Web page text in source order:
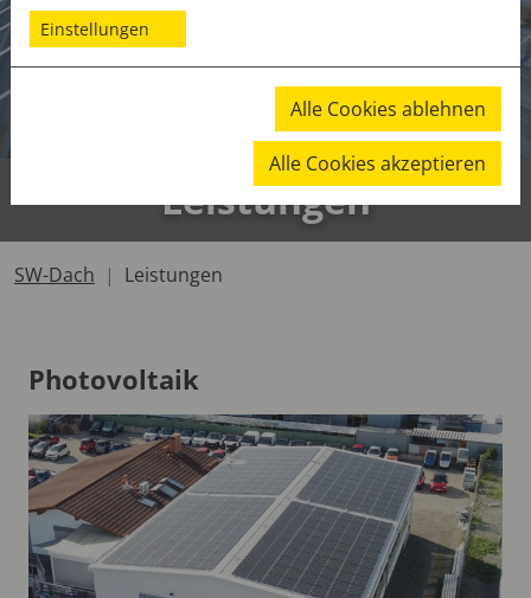
Leistungen
SW-Dach Leistungen
Photovoltaik
Einstellungen
Alle Cookies ablehnen
Alle Cookies akzeptieren